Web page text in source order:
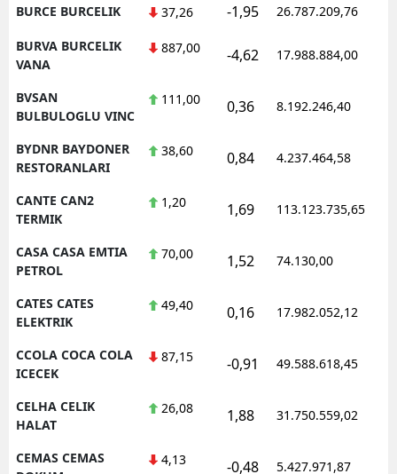
BURCE BURCELIK 37,26 -1,95 26.787.209,76
BURVA BURCELIK
VANA
887,00 -4,62 17.988.884,00
BVSAN
BULBULOGLU VINC
111,00 0,36 8.192.246,40
BYDNR BAYDONER
RESTORANLARI
38,60 0,84 4.237.464,58
CANTE CAN2
TERMIK
1,20 1,69 113.123.735,65
CASA CASA EMTIA
PETROL
70,00 1,52 74.130,00
CATES CATES
ELEKTRIK
49,40 0,16 17.982.052,12
CCOLA COCA COLA
ICECEK
87,15 -0,91 49.588.618,45
CELHA CELIK
HALAT
26,08 1,88 31.750.559,02
CEMAS CEMAS
4,13 -0,48 5.427.971,87